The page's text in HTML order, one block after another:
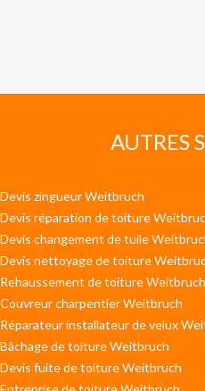
AUTRES
Devis zingueur Weitbruch
Devis réparation de toiture
Devis changement de tuile
Devis nettoyage de toiture
Rehaussement de toiture Weitbruch
Couvreur charpentier Weitbruch
Réparateur installateur de velux
Bâchage de toiture Weitbruch
Devis fuite de toiture Weitbruch